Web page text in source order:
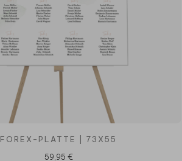
FOREX-PLATTE | 73X55
59,95 €